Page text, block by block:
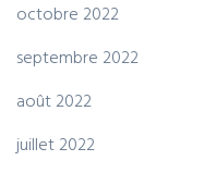
octobre 2022
septembre 2022
août 2022
juillet 2022